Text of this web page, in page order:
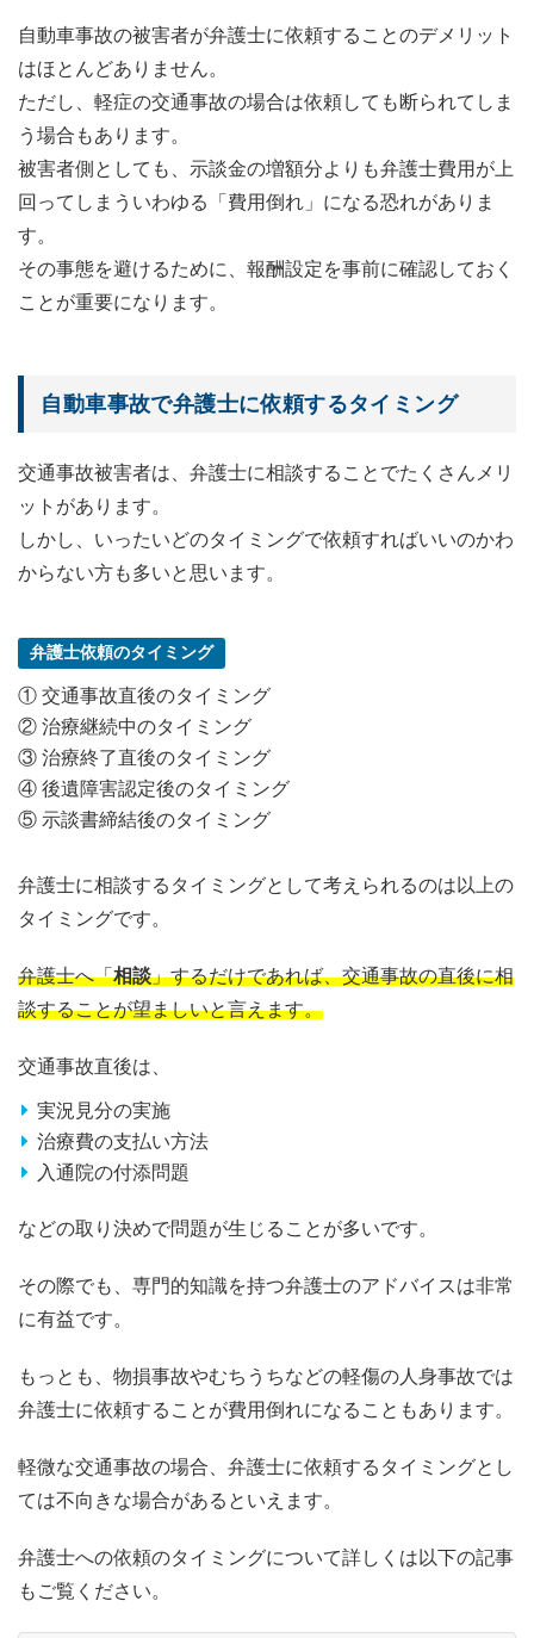
自動車事故の被害者が弁護士に依頼することのデメリット
はほとんどありません。
ただし、軽症の交通事故の場合は依頼しても断られてしま
う場合もあります。
被害者側としても、示談金の増額分よりも弁護士費用が上
回ってしまういわゆる「費用倒れ」になる恐れがありま
す。
その事態を避けるために、報酬設定を事前に確認しておく
ことが重要になります。
自動車事故で弁護士に依頼するタイミング
交通事故被害者は、弁護士に相談することでたくさんメリ
ットがあります。
しかし、いったいどのタイミングで依頼すればいいのかわ
からない方も多いと思います。
弁護士依頼のタイミング
① 交通事故直後のタイミング
② 治療継続中のタイミング
③ 治療終了直後のタイミング
④ 後遺障害認定後のタイミング
⑤ 示談書締結後のタイミング
弁護士に相談するタイミングとして考えられるのは以上の
タイミングです。
弁護士へ「相談」するだけであれば、交通事故の直後に相
談することが望ましいと言えます。
交通事故直後は、
実況見分の実施
治療費の支払い方法
入通院の付添問題
などの取り決めで問題が生じることが多いです。
その際でも、専門的知識を持つ弁護士のアドバイスは非常
に有益です。
もっとも、物損事故やむちうちなどの軽傷の人身事故では
弁護士に依頼することが費用倒れになることもあります。
軽微な交通事故の場合、弁護士に依頼するタイミングとし
ては不向きな場合があるといえます。
弁護士への依頼のタイミングについて詳しくは以下の記事
もご覧ください。